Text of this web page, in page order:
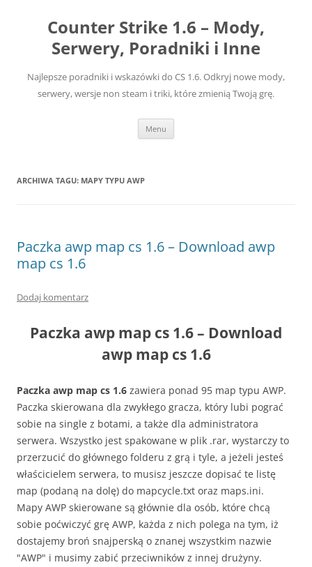
Counter Strike 1.6 – Mody,
Serwery, Poradniki i Inne
Najlepsze poradniki i wskazówki do CS 1.6. Odkryj nowe mody,
serwery, wersje non steam i triki, które zmienią Twoją grę.
Menu
ARCHIWA TAGU: MAPY TYPU AWP
Paczka awp map cs 1.6 – Download awp
map cs 1.6
Dodaj komentarz
Paczka awp map cs 1.6 – Download
awp map cs 1.6
Paczka awp map cs 1.6 zawiera ponad 95 map typu AWP.
Paczka skierowana dla zwykłego gracza, który lubi pograć
sobie na single z botami, a także dla administratora
serwera. Wszystko jest spakowane w plik .rar, wystarczy to
przerzucić do głównego folderu z grą i tyle, a jeżeli jesteś
właścicielem serwera, to musisz jeszcze dopisać te listę
map (podaną na dolę) do mapcycle.txt oraz maps.ini.
Mapy AWP skierowane są głównie dla osób, które chcą
sobie poćwiczyć grę AWP, każda z nich polega na tym, iż
dostajemy broń snajperską o znanej wszystkim nazwie
"AWP" i musimy zabić przeciwników z innej drużyny.